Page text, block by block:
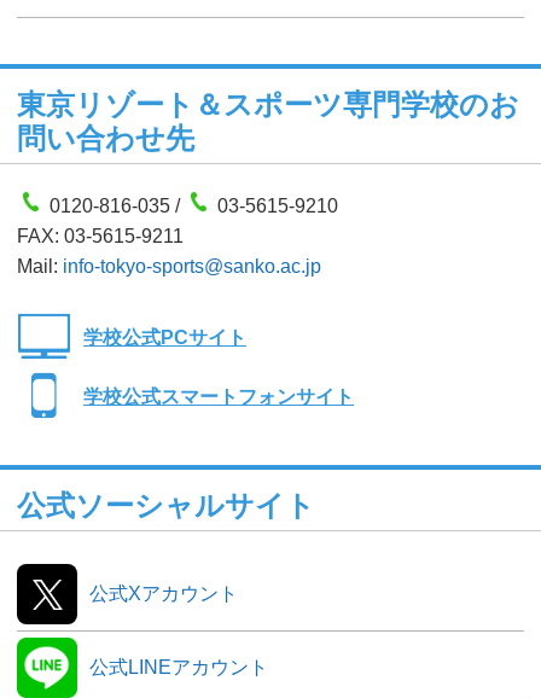
東京リゾート＆スポーツ専門学校のお
問い合わせ先
0120-816-035 /
03-5615-9210
FAX: 03-5615-9211
Mail: info-tokyo-sports@sanko.ac.jp
学校公式PCサイト
学校公式スマートフォンサイト
公式ソーシャルサイト
公式Xアカウント
公式LINEアカウント